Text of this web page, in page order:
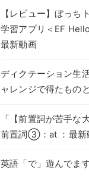
【レビュー】ぼっち
学習アプリ＜EF
最新動画
ディクテーション生
ャレンジで得たもの
「【前置詞が苦手な
前置詞③：at ：最新
英語「で」遊んでま